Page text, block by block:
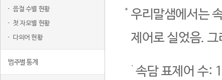
음절 수별 현황
첫 자모별 현황
다의어 현황
범주별 통계
우리말샘에서는
제어로 실었음.
속담 표제어 수: